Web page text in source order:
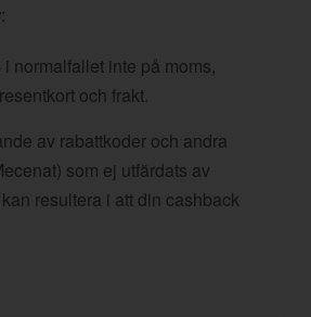
:
normalfallet inte på moms,
och frakt.
av rabattkoder och andra
som ej utfärdats av
resultera i att din cashback